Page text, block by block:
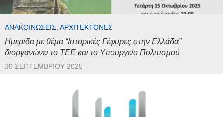
ΑΝΑΚΟΙΝΏΣΕΙΣ, ΑΡΧΙΤΈΚΤΟΝΕΣ
Ημερίδα με θέμα “Ιστορικές Γέφυρες στην Ελλάδα”
διοργανώνει το ΤΕΕ και το Υπουργείο Πολιτισμού
30 ΣΕΠΤΕΜΒΡΊΟΥ 2025